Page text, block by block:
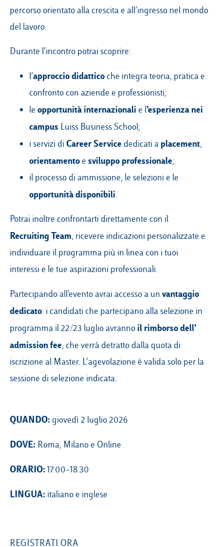
percorso orientato alla crescita e all’ingresso nel mondo
del lavoro.
Durante l’incontro potrai scoprire:
l’approccio didatticoche integra teoria, pratica e
confronto con aziende e professionisti;
le opportunità internazionali e l’esperienza nei
campus Luiss Business School;
i servizi di Career Service dedicati a placement
orientamentoe sviluppo professionale;
il processo di ammissione, le selezioni e le
opportunità disponibili
Potrai inoltre confrontarti direttamente con il
Recruiting Team , ricevere indicazioni personalizzate e
individuare il programma più in linea con i tuoi
interessi e le tue aspirazioni professionali.
Partecipando all’evento avrai accesso a un vantaggio
dedicato: i candidati che partecipano alla selezione in
programma il 22/23 luglio avranno il rimborso dell’
admission fee , che verrà detratto dalla quota di
iscrizione al Master. L’agevolazione è valida solo per la
sessione di selezione indicata.
QUANDO: giovedì 2 luglio 2026
DOVE: Roma, Milano e Online
ORARIO:17.00–18.30
LINGUA: italiano e inglese
REGISTRATI ORA